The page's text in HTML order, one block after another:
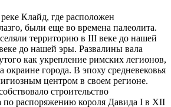
Клайд, где расположен
были еще во времена палеолита.
территорию в III веке до нашей
до нашей эры. Развалины вала
как укрепление римских легионов,
окраине города. В эпоху средневековья
центром в своем регионе.
строительство
по распоряжению короля Давида I в XII